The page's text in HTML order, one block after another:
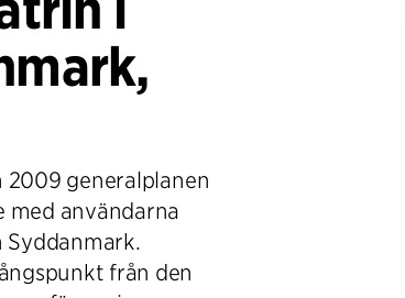
2009 generalplanen
med användarna
från den